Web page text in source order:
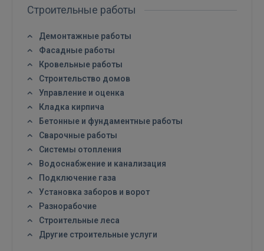
Строительные работы
Демонтажные работы
Фасадные работы
Кровельные работы
Строительство домов
Управление и оценка
Кладка кирпича
Бетонные и фундаментные работы
Сварочные работы
Системы отопления
Водоснабжение и канализация
Подключение газа
Установка заборов и ворот
Разнорабочие
Строительные леса
Другие строительные услуги